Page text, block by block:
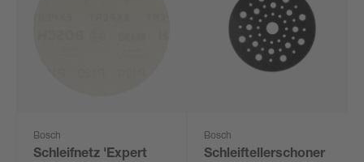
Bosch
Schleifnetz 'Expert
Bosch
Schleiftellerschoner